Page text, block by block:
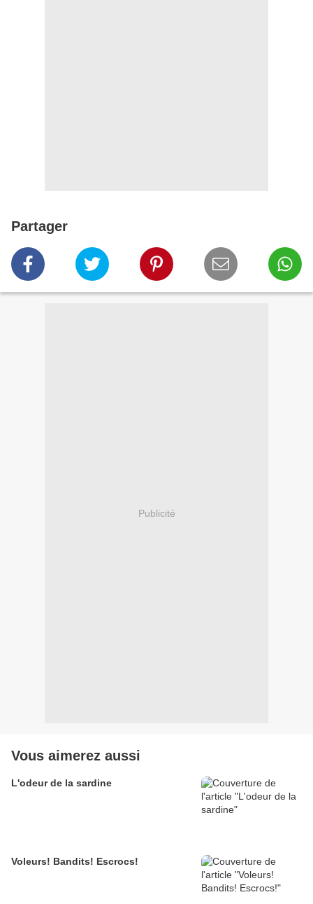
Partager
Publicité
Vous aimerez aussi
L'odeur de la sardine
Voleurs! Bandits! Escrocs!